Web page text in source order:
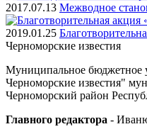
2017.07.13 Межводное
2019.01.25
Черноморские известия
Муниципальное бюджетное
Черноморские известия"
Черноморский район
Главного редактора -